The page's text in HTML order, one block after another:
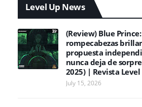
Level Up News
(Review) Blue
rompecabezas
propuesta
nunca deja de
2025) | Revista Level
July 15, 2026